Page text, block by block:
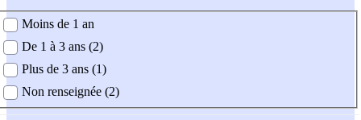
demandée
Moins de 1 an
De 1 à 3 ans (2)
Plus de 3 ans (1)
Non renseignée (2)